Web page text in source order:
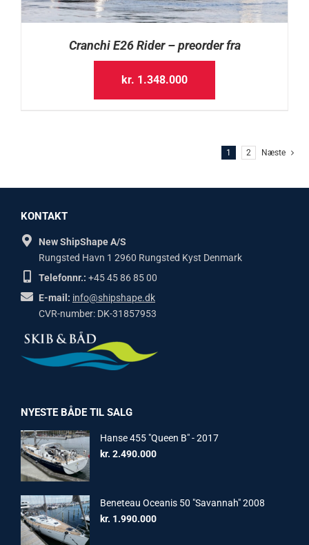
Cranchi E26 Rider – preorder fra
kr. 1.348.000
1 2 Næste
KONTAKT
New ShipShape A/S
Rungsted Havn 1 2960 Rungsted Kyst Denmark
Telefonnr.: +45 45 86 85 00
E-mail: info@shipshape.dk
CVR-number: DK-31857953
NYESTE BÅDE TIL SALG
Hanse 455 "Queen B" - 2017
kr. 2.490.000
Beneteau Oceanis 50 "Savannah" 2008
kr. 1.990.000